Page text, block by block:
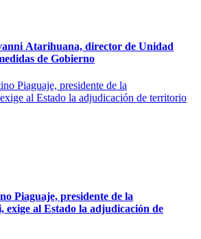
Atarihuana, director de Unidad
de Gobierno
Piaguaje, presidente de la
exige al Estado la adjudicación de